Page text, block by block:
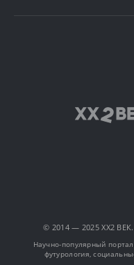
© 2014 — 2025 XX2
Научно-популярный
футурология,